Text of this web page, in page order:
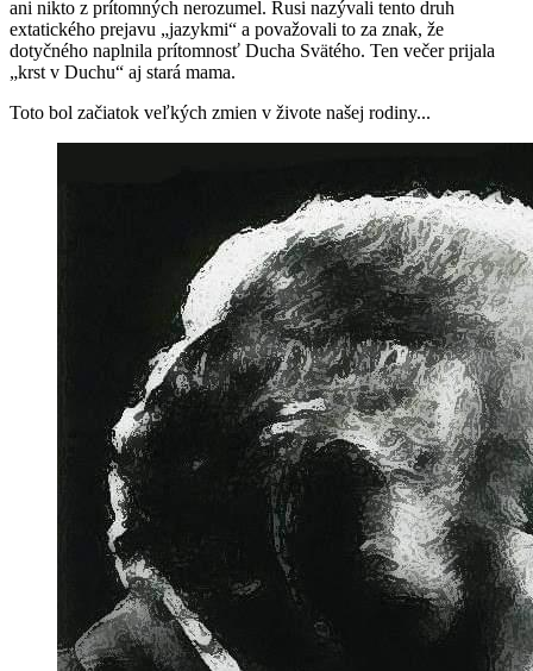
ani nikto z prítomných nerozumel. Rusi nazývali tento druh
extatického prejavu „jazykmi“ a považovali to za znak, že
dotyčného naplnila prítomnosť Ducha Svätého. Ten večer prijala
„krst v Duchu“ aj stará mama.
Toto bol začiatok veľkých zmien v živote našej rodiny...